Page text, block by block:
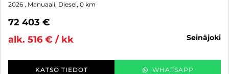
2026 , Manuaali, Diesel, 0 km
72 403 €
alk. 516 € / kk
seinäjoki
KATSO TIEDOT WHATSAPP